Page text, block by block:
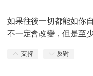
如果往後一切都能如你
不一定會改變，但是至
支持 反對